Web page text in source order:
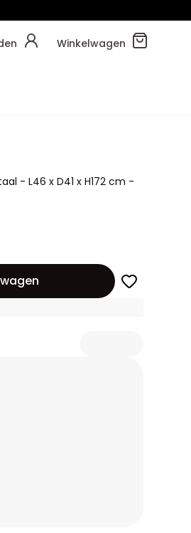
Winkelwagen
- L46 x D41 x H172 cm -